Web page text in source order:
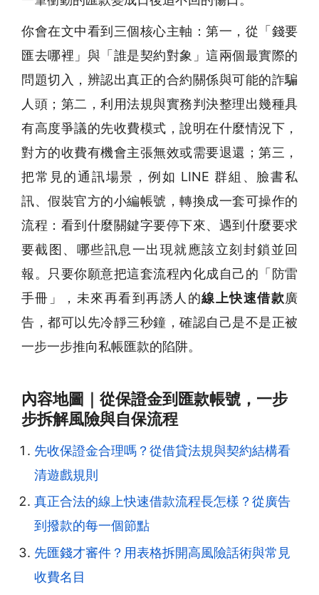
你會在文中看到三個核心主軸：第一，從「錢要
匯去哪裡」與「誰是契約對象」這兩個最實際的
問題切入，辨認出真正的合約關係與可能的詐騙
人頭；第二，利用法規與實務判決整理出幾種具
有高度爭議的先收費模式，說明在什麼情況下，
對方的收費有機會主張無效或需要退還；第三，
把常見的通訊場景，例如 LINE 群組、臉書私
訊、假裝官方的小編帳號，轉換成一套可操作的
流程：看到什麼關鍵字要停下來、遇到什麼要求
要截图、哪些訊息一出現就應該立刻封鎖並回
報。只要你願意把這套流程內化成自己的「防雷
手冊」，未來再看到再誘人的線上快速借款廣
告，都可以先冷靜三秒鐘，確認自己是不是正被
一步一步推向私帳匯款的陷阱。
內容地圖｜從保證金到匯款帳號，一步
步拆解風險與自保流程
先收保證金合理嗎？從借貸法規與契約結構看
清遊戲規則
真正合法的線上快速借款流程長怎樣？從廣告
到撥款的每一個節點
先匯錢才審件？用表格拆開高風險話術與常見
收費名目